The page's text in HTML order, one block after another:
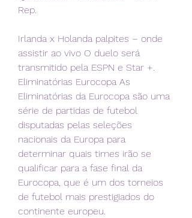
Rep.
Irlanda x Holanda palpites – onde
assistir ao vivo O duelo será
transmitido pela ESPN e Star +.
Eliminatórias Eurocopa As
Eliminatórias da Eurocopa são uma
série de partidas de futebol
disputadas pelas seleções
nacionais da Europa para
determinar quais times irão se
qualificar para a fase final da
Eurocopa, que é um dos torneios
de futebol mais prestigiados do
continente europeu.